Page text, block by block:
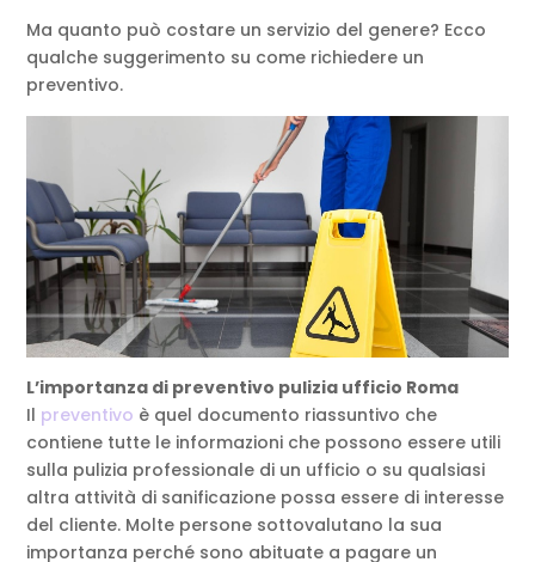
Ma quanto può costare un servizio del genere? Ecco
qualche suggerimento su come richiedere un
preventivo.
L’importanza di preventivo pulizia ufficio Roma
Il preventivo è quel documento riassuntivo che
contiene tutte le informazioni che possono essere utili
sulla pulizia professionale di un ufficio o su qualsiasi
altra attività di sanificazione possa essere di interesse
del cliente. Molte persone sottovalutano la sua
importanza perché sono abituate a pagare un